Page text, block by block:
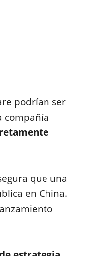
podrían ser
compañía
que una
en China.